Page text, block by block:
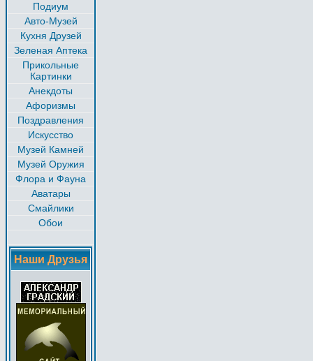
Подиум
Авто-Музей
Кухня Друзей
Зеленая Аптека
Прикольные
Картинки
Анекдоты
Афоризмы
Поздравления
Искусство
Музей Камней
Музей Оружия
Флора и Фауна
Аватары
Смайлики
Обои
Наши Друзья